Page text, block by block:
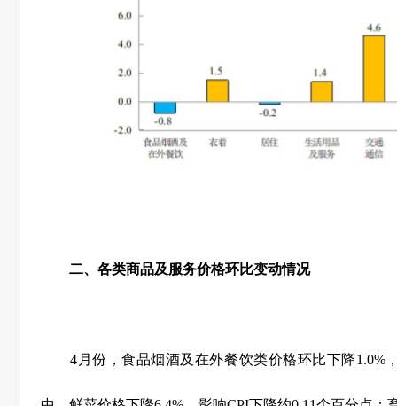
二、各类商品及服务价格环比变动情况
4 月份，食品烟酒及在外餐饮类价格环比下降1.0%